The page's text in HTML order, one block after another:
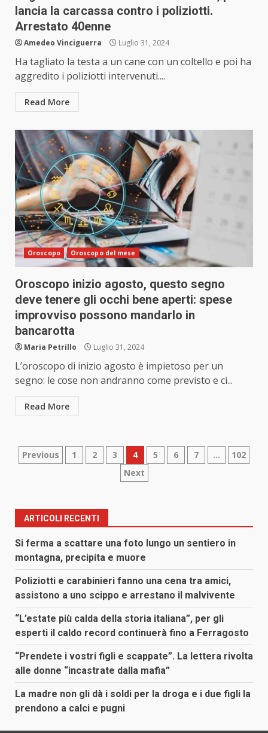
lancia la carcassa contro i poliziotti.
Arrestato 40enne
Amedeo Vinciguerra Luglio 31, 2024
Ha tagliato la testa a un cane con un coltello e poi ha
aggredito i poliziotti intervenuti....
Read More
Oroscopo Oroscopo del mese
Oroscopo inizio agosto, questo segno
deve tenere gli occhi bene aperti: spese
improvviso possono mandarlo in
bancarotta
Maria Petrillo Luglio 31, 2024
L’oroscopo di inizio agosto è impietoso per un
segno: le cose non andranno come previsto e ci...
Read More
Paginazione
articoli
Previous 1 2 3 4 5 6 7 …
102
Next
ARTICOLI RECENTI
Si ferma a scattare una foto lungo un sentiero in
montagna, precipita e muore
Poliziotti e carabinieri fanno una cena tra amici,
assistono a uno scippo e arrestano il malvivente
“L’estate più calda della storia italiana”, per gli
esperti il caldo record continuerà fino a Ferragosto
“Prendete i vostri figli e scappate”. La lettera rivolta
alle donne “incastrate dalla mafia”
La madre non gli dà i soldi per la droga e i due figli la
prendono a calci e pugni